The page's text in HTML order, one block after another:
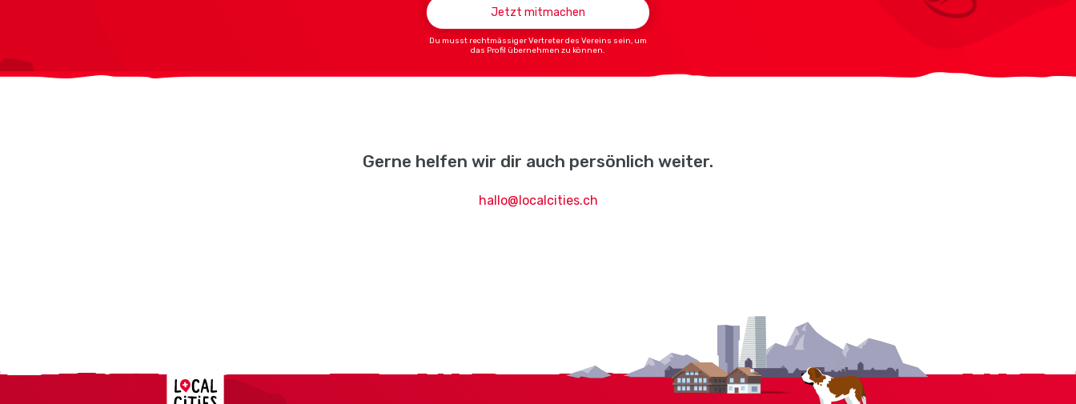
Jetzt mitmachen
Du musst rechtmässiger Vertreter des Vereins sein, um
das Profil übernehmen zu können.
Gerne helfen wir dir auch persönlich weiter.
hallo@localcities.ch